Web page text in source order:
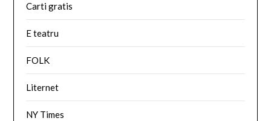
Carti gratis
E teatru
FOLK
Liternet
NY Times